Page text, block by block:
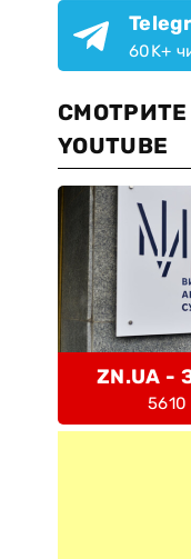
60K+
СМОТРИТЕ
YOUTUBE
ZN.UA -